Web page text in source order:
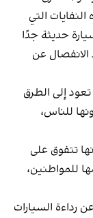
التي
حديثة جدًا
الانفصال عن
إلى الطرق
للناس،
تتفوق على
للمواطنين،
السيارات